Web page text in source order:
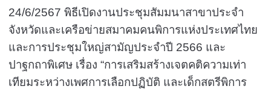
24/6/2567 พิธีเปิดงานประชุมสัมมนาสาขาประจำ
จังหวัดและเครือข่ายสมาคมคนพิการแห่งประเทศไทย
และการประชุมใหญ่สามัญประจำปี 2566 และ
ปาฐกถาพิเศษ เรื่อง “การเสริมสร้างเจตคติความเท่า
เทียมระหว่างเพศการเลือกปฏิบัติ และเด็กสตรีพิการ